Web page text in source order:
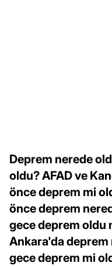
Deprem nerede
oldu? AFAD ve
önce deprem mi
önce deprem
gece deprem oldu
Ankara'da deprem
gece deprem mi